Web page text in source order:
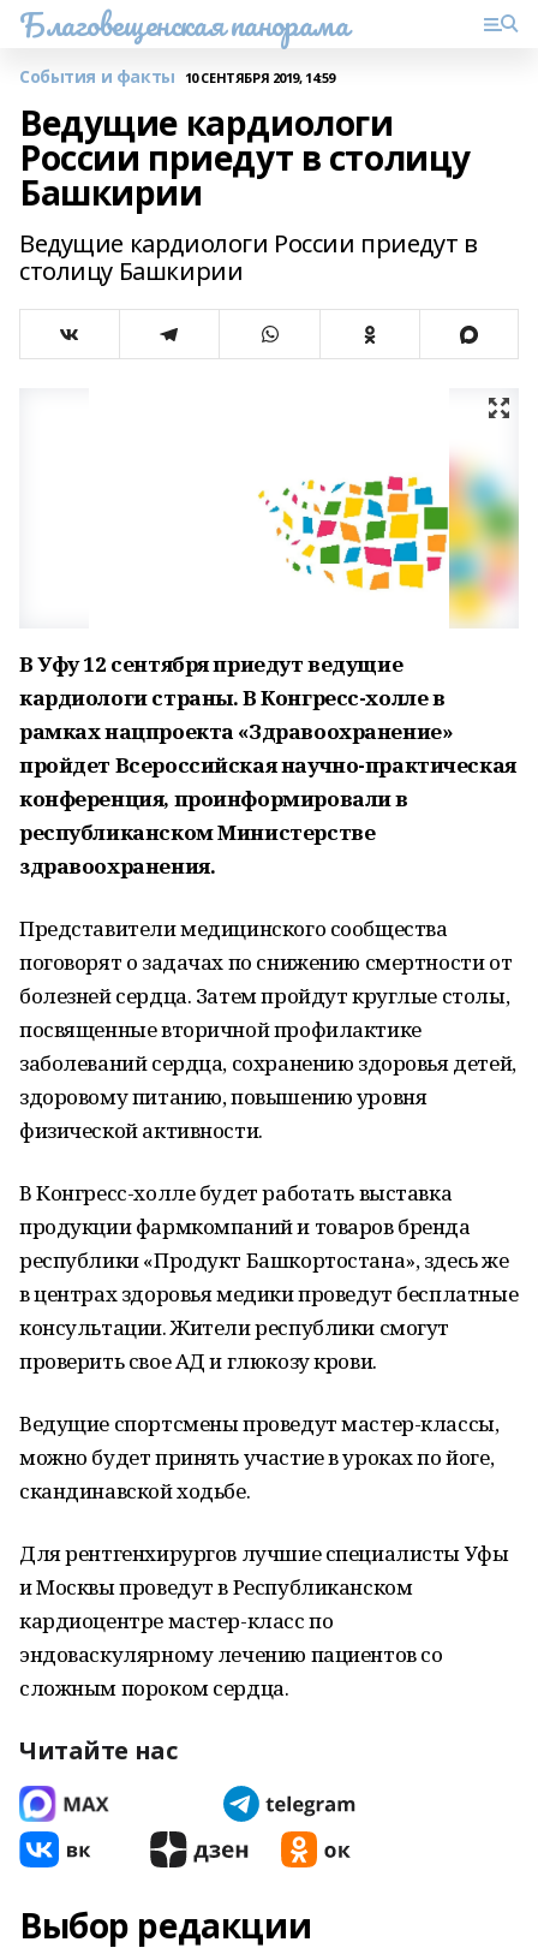
Благовещенская панорама
События и факты 10 СЕНТЯБРЯ 2019, 14:59
Ведущие кардиологи
России приедут в столицу
Башкирии
Ведущие кардиологи России приедут в
столицу Башкирии
В Уфу 12 сентября приедут ведущие
кардиологи страны. В Конгресс-холле в
рамках нацпроекта «Здравоохранение»
пройдет Всероссийская научно-практическая
конференция, проинформировали в
республиканском Министерстве
здравоохранения.
Представители медицинского сообщества
поговорят о задачах по снижению смертности от
болезней сердца. Затем пройдут круглые столы,
посвященные вторичной профилактике
заболеваний сердца, сохранению здоровья детей,
здоровому питанию, повышению уровня
физической активности.
В Конгресс-холле будет работать выставка
продукции фармкомпаний и товаров бренда
республики «Продукт Башкортостана», здесь же
в центрах здоровья медики проведут бесплатные
консультации. Жители республики смогут
проверить свое АД и глюкозу крови.
Ведущие спортсмены проведут мастер-классы,
можно будет принять участие в уроках по йоге,
скандинавской ходьбе.
Для рентгенхирургов лучшие специалисты Уфы
и Москвы проведут в Республиканском
кардиоцентре мастер-класс по
эндоваскулярному лечению пациентов со
сложным пороком сердца.
Читайте нас
Выбор редакции